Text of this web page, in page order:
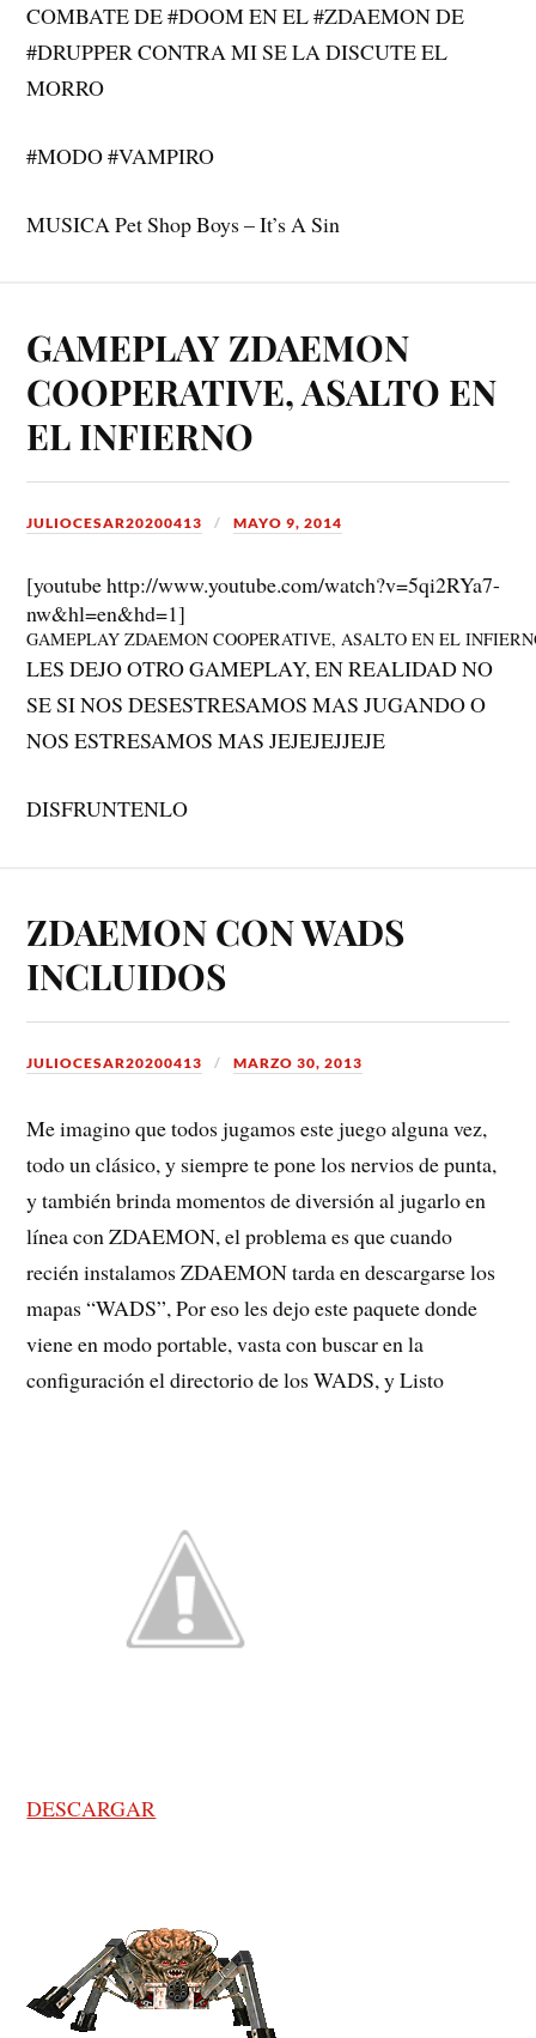
COMBATE DE #DOOM EN EL #ZDAEMON DE
#DRUPPER CONTRA MI SE LA DISCUTE EL
MORRO
#MODO #VAMPIRO
MUSICA Pet Shop Boys – It’s A Sin
GAMEPLAY ZDAEMON
COOPERATIVE, ASALTO EN
EL INFIERNO
JULIOCESAR20200413 MAYO 9, 2014
[youtube http://www.youtube.com/watch?v=5qi2RYa7-
nw&hl=en&hd=1]
GAMEPLAY ZDAEMON COOPERATIVE, ASALTO EN EL
LES DEJO OTRO GAMEPLAY, EN REALIDAD NO
SE SI NOS DESESTRESAMOS MAS JUGANDO O
NOS ESTRESAMOS MAS JEJEJEJJEJE
DISFRUNTENLO
ZDAEMON CON WADS
INCLUIDOS
JULIOCESAR20200413 MARZO 30, 2013
Me imagino que todos jugamos este juego alguna vez,
todo un clásico, y siempre te pone los nervios de punta,
y también brinda momentos de diversión al jugarlo en
línea con ZDAEMON, el problema es que cuando
recién instalamos ZDAEMON tarda en descargarse los
mapas “WADS”, Por eso les dejo este paquete donde
viene en modo portable, vasta con buscar en la
configuración el directorio de los WADS, y Listo
DESCARGAR